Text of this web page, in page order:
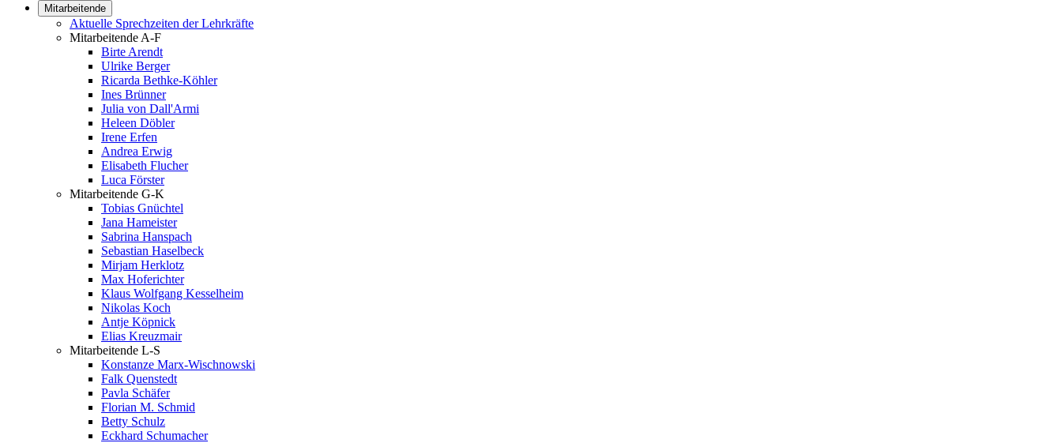
Mitarbeitende
Aktuelle Sprechzeiten der Lehrkräfte
Mitarbeitende A-F
Birte Arendt
Ulrike Berger
Ricarda Bethke-Köhler
Ines Brünner
Julia von Dall'Armi
Heleen Döbler
Irene Erfen
Andrea Erwig
Elisabeth Flucher
Luca Förster
Mitarbeitende G-K
Tobias Gnüchtel
Jana Hameister
Sabrina Hanspach
Sebastian Haselbeck
Mirjam Herklotz
Max Hoferichter
Klaus Wolfgang Kesselheim
Nikolas Koch
Antje Köpnick
Elias Kreuzmair
Mitarbeitende L-S
Konstanze Marx-Wischnowski
Falk Quenstedt
Pavla Schäfer
Florian M. Schmid
Betty Schulz
Eckhard Schumacher